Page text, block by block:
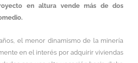
en altura vende más de dos
el menor dinamismo de la minería
en el interés por adquirir viviendas